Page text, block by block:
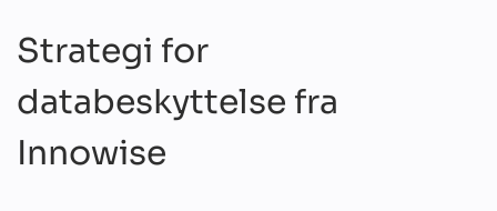
Strategi for
databeskyttelse fra
Innowise